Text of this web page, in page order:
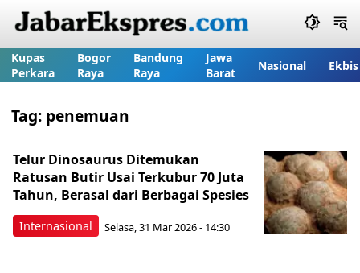
Kupas
Perkara
Bogor
Raya
Bandung
Raya
Jawa
Barat
Nasional Ekbis
Tag: penemuan
Internasional
Telur Dinosaurus Ditemukan
Ratusan Butir Usai Terkubur 70 Juta
Tahun, Berasal dari Berbagai Spesies
Selasa, 31 Mar 2026 - 14:30